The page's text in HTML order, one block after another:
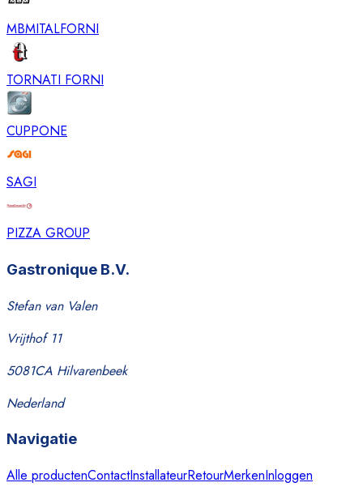
MBMITALFORNI
TORNATI FORNI
CUPPONE
SAGI
PIZZA GROUP
Gastronique B.V.
Stefan van Valen
Vrijthof 11
5081CA Hilvarenbeek
Nederland
Navigatie
Alle productenContactInstallateurRetourMerkenInloggen